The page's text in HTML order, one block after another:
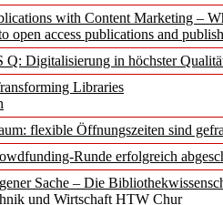
with Content Marketing –
open access publications and
Q: Digitalisierung in höchster
Libraries
flexible Öffnungszeiten sind
Runde erfolgreich
Sache – Die
und Wirtschaft HTW Chur